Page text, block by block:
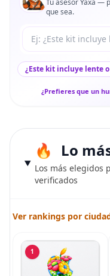
Tu asesor Yaxa —
que sea.
Tu pregunta a Max
¿Este kit incluye lente
¿Prefieres que un
Lo
Los más elegidos
verificados
Ver rankings por
1